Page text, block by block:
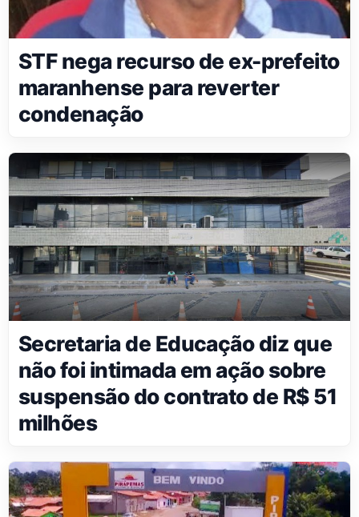
STF nega recurso de ex-prefeito
maranhense para reverter
condenação
Secretaria de Educação diz que
não foi intimada em ação sobre
suspensão do contrato de R$ 51
milhões